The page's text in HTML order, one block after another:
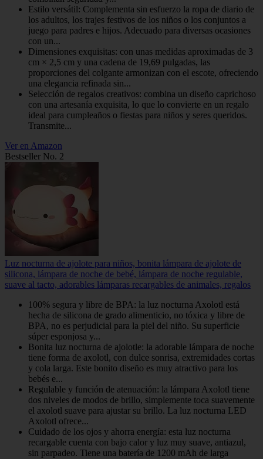
Estilo versátil: Complementa sin esfuerzo la ropa de diario de
los adultos, los trajes festivos de los niños o los conjuntos a
juego para padres e hijos. Adecuado para diversas ocasiones
con un...
Dimensiones exquisitas: con unas medidas aproximadas de 3
cm × 2,5 cm y una cadena de 19,69 pulgadas, las
proporciones del colgante armonizan con el escote, ofreciendo
una elegancia refinada sin...
Selección de regalos creativos: combina un diseño caprichoso
con una artesanía exquisita, lo que lo convierte en un regalo
ideal para cumpleaños o fiestas para niños y seres queridos.
Transmite...
Ver en Amazon
Bestseller No. 2
Luz nocturna de ajolote para niños, bonita lámpara de ajolote de
silicona, lámpara de noche de bebé, lámpara de noche regulable,
suave al tacto, adorables lámparas recargables de animales, regalos
100% segura y libre de BPA: la luz nocturna Axolotl está
hecha de silicona de grado alimenticio, no tóxica y libre de
BPA, no es perjudicial para la piel del niño. Su superficie
súper esponjosa y...
Bonita luz nocturna de ajolotle: la adorable lámpara de noche
tiene forma de axolotl, con dulce sonrisa, extremidades cortas
y cola larga. Este bonito diseño es muy atractivo para los
bebés e...
Regulable y función de atenuación: la lámpara Axolotl tiene
dos niveles de modos de brillo, simplemente toca suavemente
el axolotl suave para ajustar su brillo. La luz nocturna LED
Axolotl ofrece...
Cuidado de los ojos y ahorra energía: esta luz nocturna
recargable cuenta con bajo calor y luz muy suave, antiazul,
sin parpadeo. Tiene una batería de 1200 mAh de larga